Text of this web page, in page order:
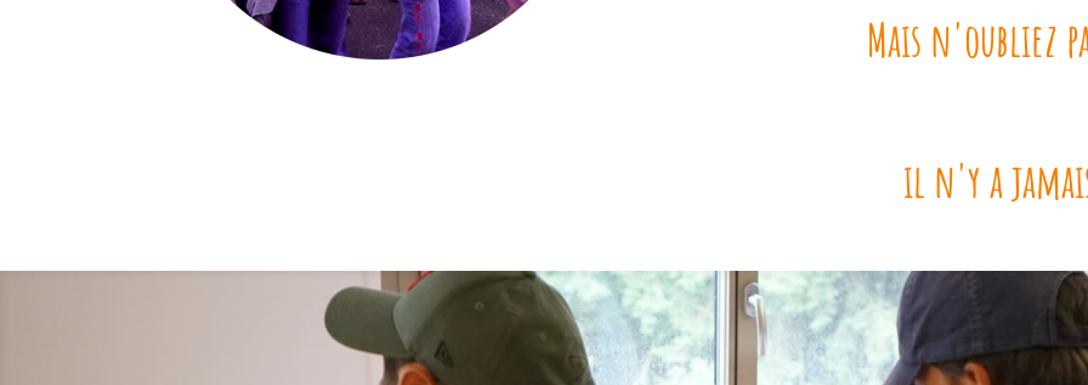
Mais n'oubliez
il n'y a